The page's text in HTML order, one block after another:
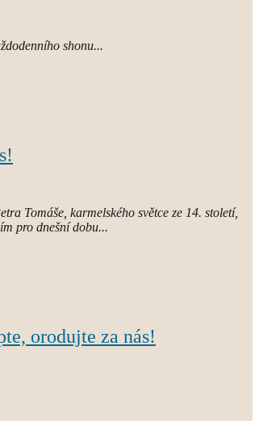
shonu...
Tomáše, karmelského světce ze 14. století,
pro dnešní dobu...
orodujte za nás!